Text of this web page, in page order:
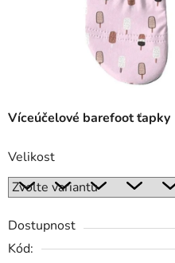
Víceúčelové barefoot ťapky
Velikost
Dostupnost
Kód: